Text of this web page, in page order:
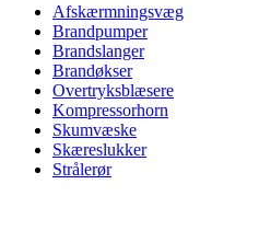
Afskærmningsvæg
Brandpumper
Brandslanger
Brandøkser
Overtryksblæsere
Kompressorhorn
Skumvæske
Skæreslukker
Strålerør